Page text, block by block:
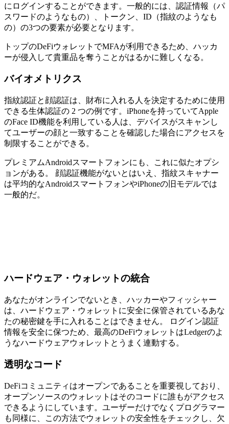
にログインすることができます。一般的には、認証情報（パ
スワードのようなもの）、トークン、ID（指紋のようなも
の）の3つの要素が必要となります。
トップのDeFiウォレットでMFAが利用できるため、ハッカ
ーが侵入して貴重品を奪うことがはるかに難しくなる。
バイオメトリクス
指紋認証と顔認証は、財布に入れる人を決定するために使用
できる生体認証の 2 つの例です。iPhoneを持っていてApple
のFace ID機能を利用している人は、デバイスがスキャンし
てユーザーの顔と一致することを確認した場合にアクセスを
制限することができる。
プレミアムAndroidスマートフォンにも、これに似たオプシ
ョンがある。 顔認証機能がないとはいえ、指紋スキャナー
は平均的なAndroidスマートフォンやiPhoneの旧モデルでは
一般的だ。
ハードウェア・ウォレットの統合
あなたがオンラインでないとき、ハッカーやフィッシャー
は、ハードウェア・ウォレットに安全に保管されているあな
たの秘密鍵を手に入れることはできません。 ログイン認証
情報を安全に保つため、最高のDeFiウォレットはLedgerのよ
うなハードウェアウォレットとうまく連動する。
透明なコード
DeFiコミュニティはオープンであることを重要視しており、
オープンソースのウォレットはそのコードに誰もがアクセス
できるようにしています。ユーザーだけでなくプログラマー
も同様に、この方法でウォレットの安全性をチェックし、欠